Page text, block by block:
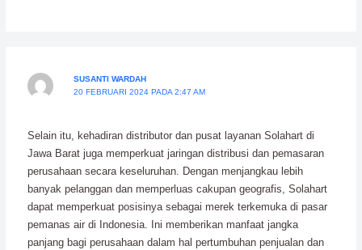
SUSANTI WARDAH
20 FEBRUARI 2024 PADA 2:47 AM
Selain itu, kehadiran distributor dan pusat layanan Solahart di
Jawa Barat juga memperkuat jaringan distribusi dan pemasaran
perusahaan secara keseluruhan. Dengan menjangkau lebih
banyak pelanggan dan memperluas cakupan geografis, Solahart
dapat memperkuat posisinya sebagai merek terkemuka di pasar
pemanas air di Indonesia. Ini memberikan manfaat jangka
panjang bagi perusahaan dalam hal pertumbuhan penjualan dan